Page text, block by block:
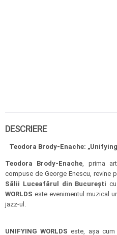
DESCRIERE
Teodora Brody-Enache:
Teodora Brody-Enache, prima
compuse de George Enescu, revine
Sălii Luceafărul din București
WORLDS este evenimentul muzical
jazz-ul.
UNIFYING WORLDS este, așa